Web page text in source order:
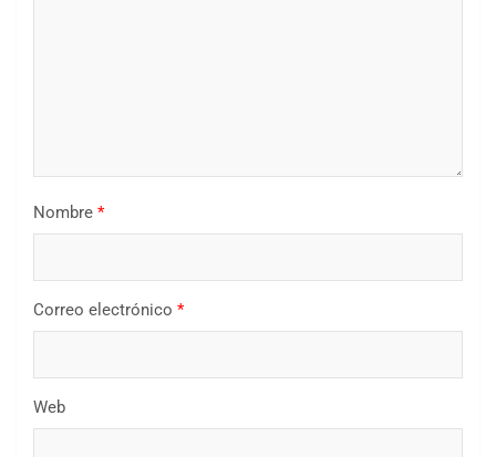
Nombre *
Correo electrónico *
Web